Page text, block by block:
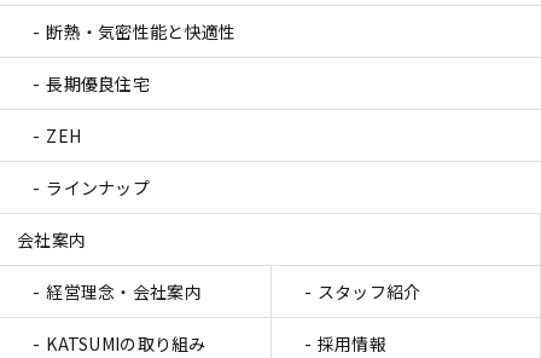
断熱・気密性能と快適性
長期優良住宅
ZEH
ラインナップ
会社案内
経営理念・会社案内 スタッフ紹介
KATSUMIの取り組み 採用情報